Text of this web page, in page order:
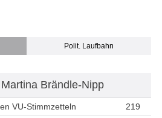
Polit. Laufbahn
Brändle-Nipp
VU-Stimmzetteln
219